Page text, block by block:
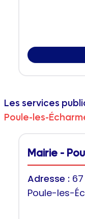
Les services
Poule-les-
Mairie -
Adresse :
Poule-les-